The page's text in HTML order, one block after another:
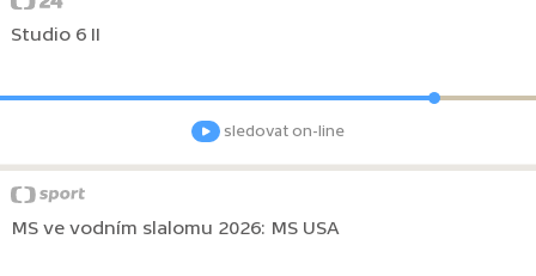
Studio 6 II
sledovat on-line
MS ve vodním slalomu 2026: MS USA